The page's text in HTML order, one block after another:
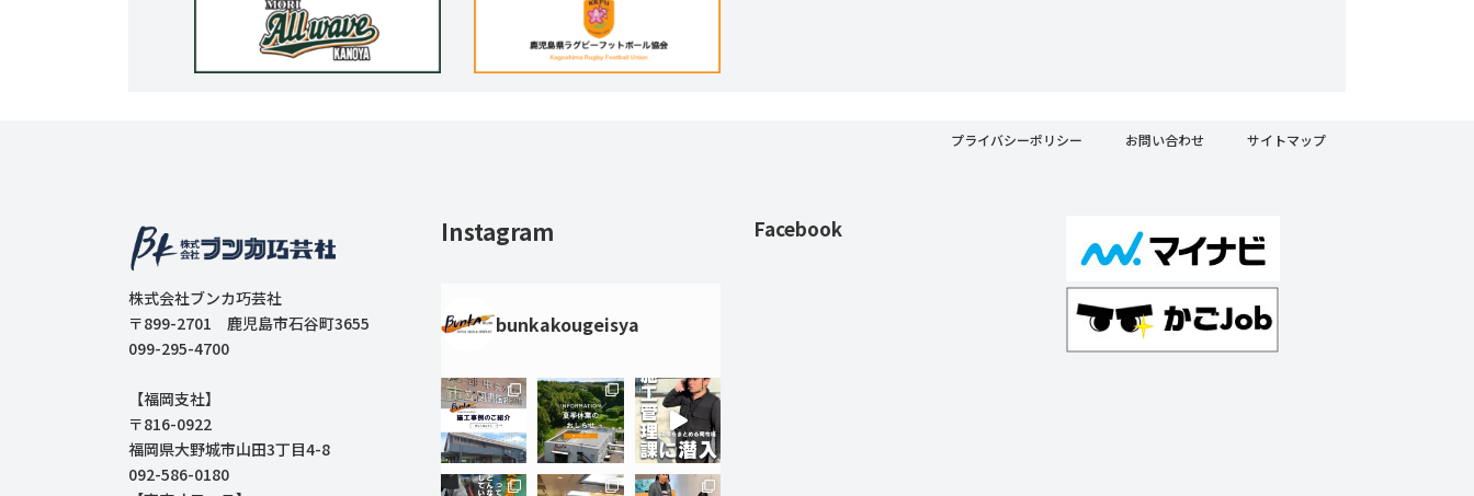
プライバシーポリシー お問い合わせ サイトマップ
株式会社ブンカ巧芸社
〒899-2701 鹿児島市石谷町3655
099-295-4700
【福岡支社】
〒816-0922
福岡県大野城市山田3丁目4-8
092-586-0180
Instagram
bunkakougeisya
Facebook